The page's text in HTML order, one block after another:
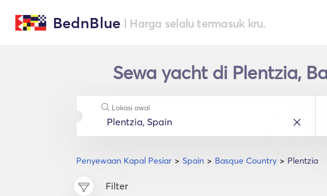
BednBlue | Harga selalu termasuk kru.
Sewa yacht di Plentzia,
Penyewaan Kapal Pesiar Spain Basque Country Plentzia
Lokasi awal
Filter